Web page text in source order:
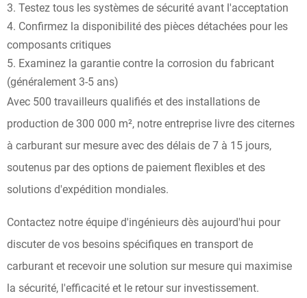
Testez tous les systèmes de sécurité avant l'acceptation
Confirmez la disponibilité des pièces détachées pour les
composants critiques
Examinez la garantie contre la corrosion du fabricant
(généralement 3-5 ans)
Avec 500 travailleurs qualifiés et des installations de
production de 300 000 m², notre entreprise livre des citernes
à carburant sur mesure avec des délais de 7 à 15 jours,
soutenus par des options de paiement flexibles et des
solutions d'expédition mondiales.
Contactez notre équipe d'ingénieurs dès aujourd'hui pour
discuter de vos besoins spécifiques en transport de
carburant et recevoir une solution sur mesure qui maximise
la sécurité, l'efficacité et le retour sur investissement.